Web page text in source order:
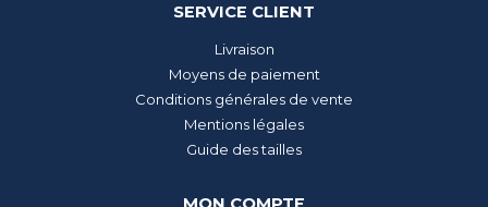
SERVICE CLIENT
Livraison
Moyens de paiement
Conditions générales de vente
Mentions légales
Guide des tailles